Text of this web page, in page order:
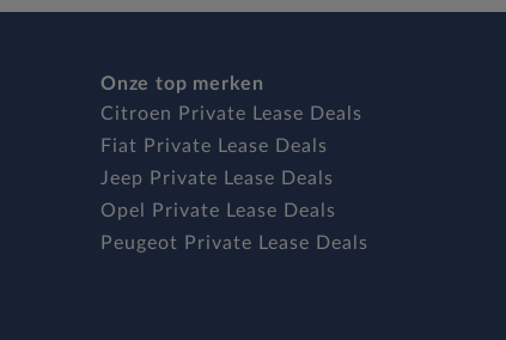
Onze top merken
Citroen Private Lease Deals
Fiat Private Lease Deals
Jeep Private Lease Deals
Opel Private Lease Deals
Peugeot Private Lease Deals